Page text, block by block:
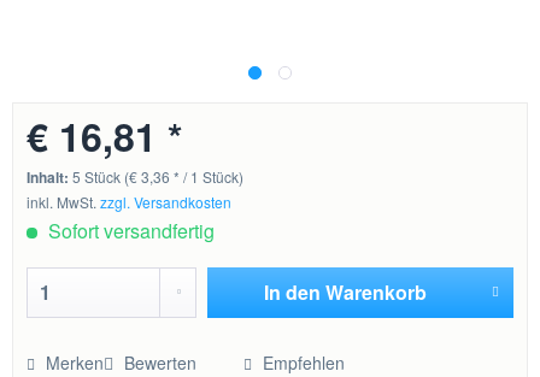
€ 16,81 *
Inhalt:5 Stück (€ 3,36 * / 1 Stück)
inkl. MwSt.zzgl. Versandkosten
Sofort versandfertig
In den Warenkorb
Merken Bewerten Empfehlen